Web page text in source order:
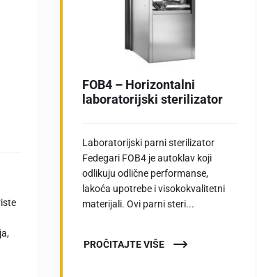
FOB4 – Horizontalni
laboratorijski sterilizator
Laboratorijski parni sterilizator
Fedegari FOB4 je autoklav koji
odlikuju odlične performanse,
lakoća upotrebe i visokokvalitetni
materijali. Ovi parni steri...
PROČITAJTE VIŠE